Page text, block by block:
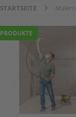
STARTSEITE Malern
PRODUKTE